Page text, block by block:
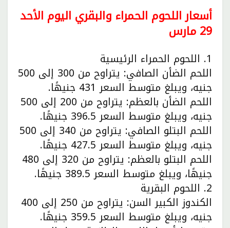
أسعار اللحوم الحمراء والبقري اليوم الأحد
29 مارس
1. اللحوم الحمراء الرئيسية
اللحم الضأن الصافي: يتراوح من 300 إلى 500
جنيه، ويبلغ متوسط السعر 431 جنيهًا.
اللحم الضأن بالعظم: يتراوح من 200 إلى 500
جنيه، ويبلغ متوسط السعر 396.5 جنيهًا.
اللحم البتلو الصافي: يتراوح من 340 إلى 500
جنيه، ويبلغ متوسط السعر 427.5 جنيهًا.
اللحم البتلو بالعظم: يتراوح من 320 إلى 480
جنيهًا، ويبلغ متوسط السعر 389.5 جنيهًا.
2. اللحوم البقرية
الكندوز الكبير السن: يتراوح من 250 إلى 400
جنيه، ويبلغ متوسط السعر 359.5 جنيهًا.